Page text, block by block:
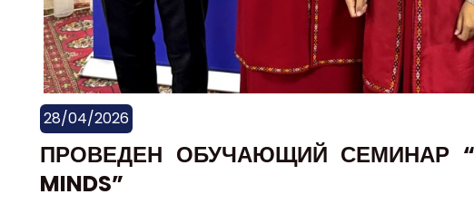
28/04/2026
ПРОВЕДЕН ОБУЧАЮЩИЙ СЕМИНАР
MINDS”